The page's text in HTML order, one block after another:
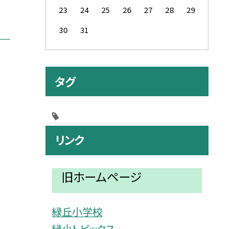
23
24 25 26 27 28
29
30
31
タグ
リンク
旧ホームページ
緑丘小学校